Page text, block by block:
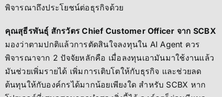
พิจารณาถึงประโยชน์ต่อธุรกิจด้วย
คุณสุธีรพันธุ์ สักรวัตร Chief Customer Officer จาก SCBX
มองว่าตามปกติแล้วการตัดสินใจลงทุนใน AI Agent ควร
พิจารณาจาก 2 ปัจจัยหลักคือ เมื่อลงทุนเอามันมาใช้งานแล้ว
มันช่วยเพิ่มรายได้ เพิ่มการเติบโตให้กับธุรกิจ และช่วยลด
ต้นทุนให้กับองค์กรได้มากน้อยเพียงใด สำหรับ SCBX หาก